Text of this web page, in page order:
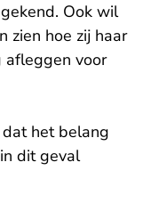
Ook wil
zien hoe zij haar
afleggen voor
het belang
dit geval